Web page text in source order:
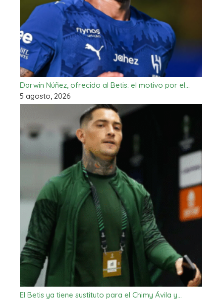
Darwin Núñez, ofrecido al Betis: el motivo por el…
5 agosto, 2026
El Betis ya tiene sustituto para el Chimy Ávila y…